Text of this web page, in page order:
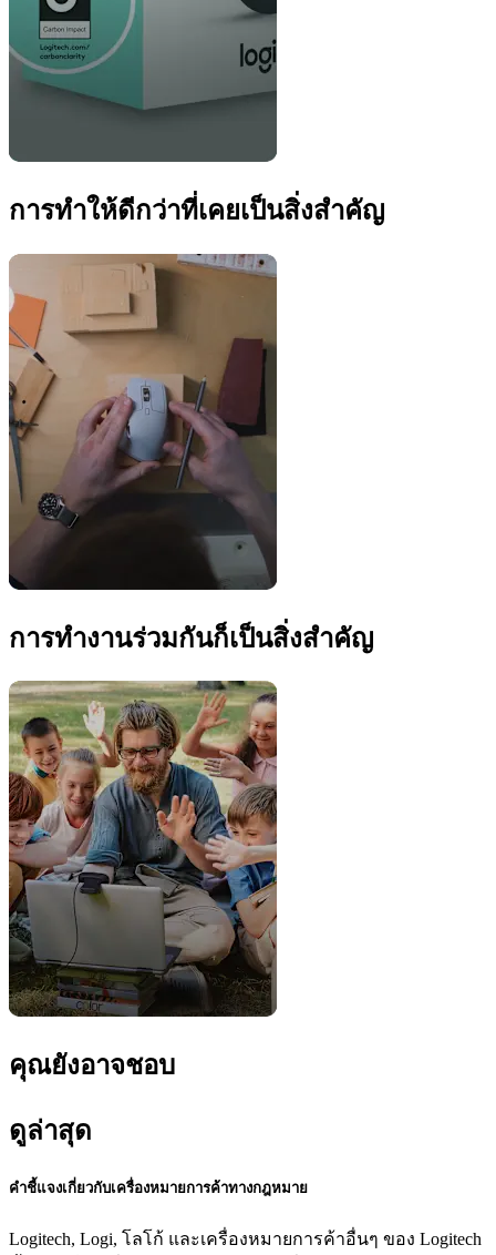
การทำให้ดีกว่าที่เคยเป็นสิ่งสำคัญ
การทำงานร่วมกันก็เป็นสิ่งสำคัญ
คุณยังอาจชอบ
ดูล่าสุด
คำชี้แจงเกี่ยวกับเครื่องหมายการค้าทางกฎหมาย
Logitech, Logi, โลโก้ และเครื่องหมายการค้าอื่นๆ ของ Logitech